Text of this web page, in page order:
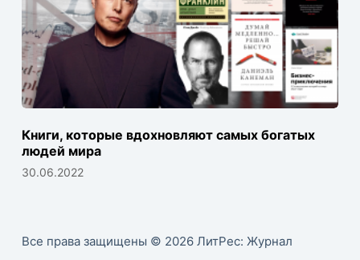
Книги, которые вдохновляют самых богатых
людей мира
30.06.2022
Все права защищены © 2026 ЛитРес: Журнал